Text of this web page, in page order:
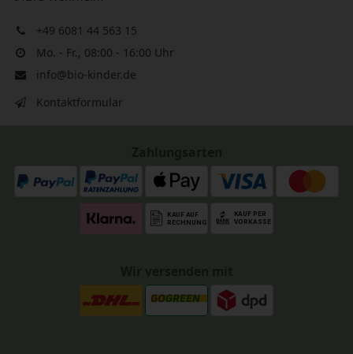
+49 6081 44 563 15
Mo. - Fr., 08:00 - 16:00 Uhr
info@bio-kinder.de
Kontaktformular
Zahlungsarten
Wir versenden mit